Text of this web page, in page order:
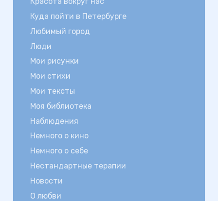
Куда пойти в Петербурге
Любимый город
Люди
Мои рисунки
Мои стихи
Мои тексты
Моя библиотека
Наблюдения
Немного о кино
Немного о себе
Нестандартные терапии
Новости
О любви